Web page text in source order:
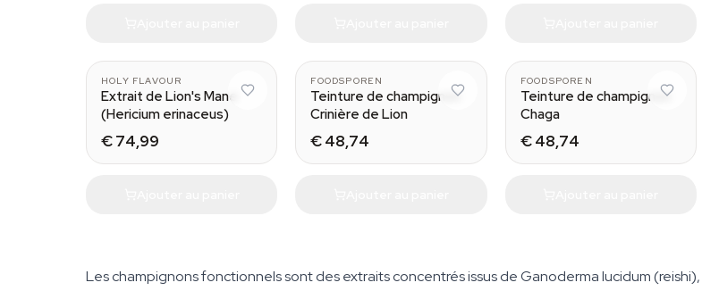
HOLY FLAVOUR
Extrait de Lion's Mane
(Hericium erinaceus)
€ 74,99
FOODSPOREN
Teinture de champignon
Crinière de Lion
€ 48,74
FOODSPOREN
Teinture de champignon
Chaga
€ 48,74
Les champignons fonctionnels sont des extraits concentrés issus deGanoderma lucidum(reishi),